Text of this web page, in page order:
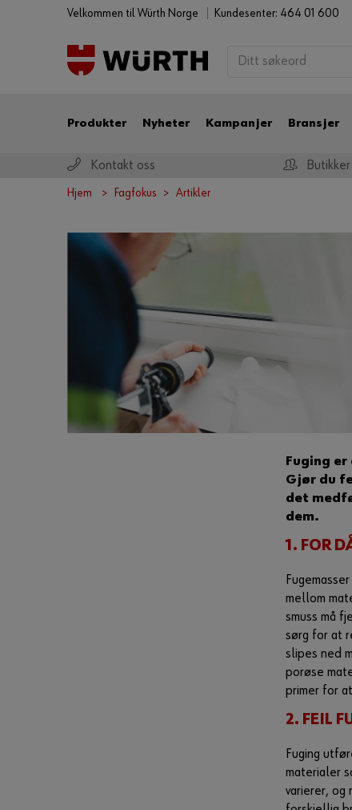
Velkommen til Würth Norge Kundesenter: 464 01 600
Produkter Nyheter Kampanjer Bransjer
Kontakt oss Butikker
Hjem Fagfokus Artikler
Fuging
Gjør du
det
dem.
1. FOR
mellom
smuss må
sørg for at
slipes ned
porøse
primer for
2. FEIL
Fuging
materialer
varierer,